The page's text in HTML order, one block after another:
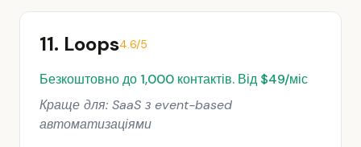
11. Loops4.6/5
Безкоштовно до 1,000 контактів. Від $49/міс
Краще для: SaaS з event-based
автоматизаціями